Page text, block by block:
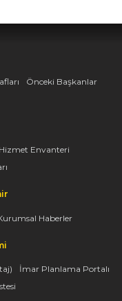
Önceki Başkanlar
Hizmet Envanteri
Haberler
İmar Planlama Portalı